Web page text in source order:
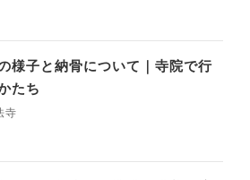
様子と納骨について｜寺院で行
たち
寺